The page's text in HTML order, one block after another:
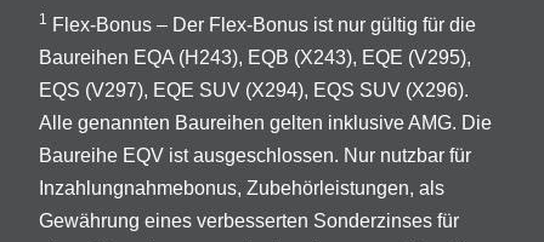
1 Flex-Bonus – Der Flex-Bonus ist nur gültig für die
Baureihen EQA (H243), EQB (X243), EQE (V295),
EQS (V297), EQE SUV (X294), EQS SUV (X296).
Alle genannten Baureihen gelten inklusive AMG. Die
Baureihe EQV ist ausgeschlossen. Nur nutzbar für
Inzahlungnahmebonus, Zubehörleistungen, als
Gewährung eines verbesserten Sonderzinses für